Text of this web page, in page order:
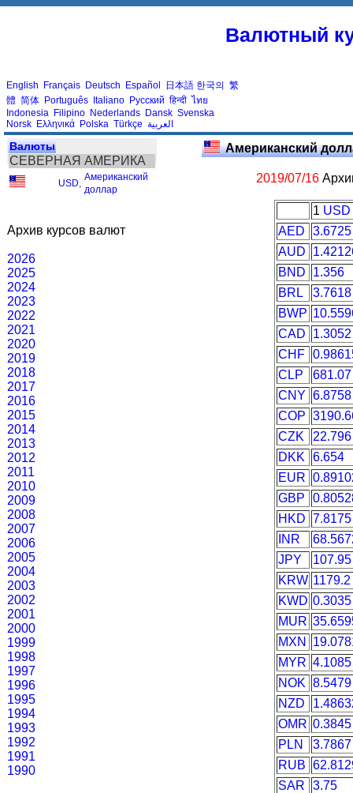
Валютный
English Français Deutsch Español 日本語 한국의 繁
體 简体 Português Italiano Русский हिन्दी ไทย
Indonesia Filipino Nederlands Dansk Svenska
Norsk Ελληνικά Polska Türkçe العربية
Валюты
СЕВЕРНАЯ АМЕРИКА
USD
Американский
доллар
Архив курсов валют
2026
2025
2024
2023
2022
2021
2020
2019
2018
2017
2016
2015
2014
2013
2012
2011
2010
2009
2008
2007
2006
2005
2004
2003
2002
2001
2000
1999
1998
1997
1996
1995
1994
1993
1992
1991
1990
Американский
2019/07/16
1 USD
AED
3.6725
AUD
BND
1.356
BRL
3.7618
BWP
CAD
1.3052
CHF
CLP
681.07
CNY 6.8758
COP
CZK
22.796
DKK
6.654
EUR
GBP
HKD 7.8175
INR
JPY
107.95
KRW 1179.2
KWD 0.3035
MUR
MXN
MYR 4.1085
NOK 8.5479
NZD
OMR 0.3845
PLN
3.7867
RUB
SAR
3.75